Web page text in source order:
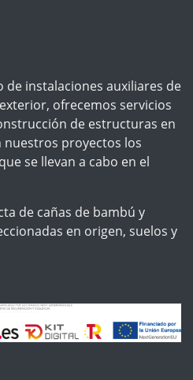
de instalaciones auxiliares de
ofrecemos servicios
de estructuras en
proyectos los
se llevan a cabo en el
de cañas de bambú y
en origen, suelos y